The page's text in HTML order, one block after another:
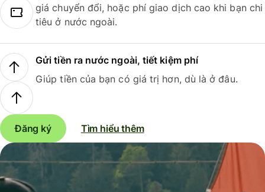
giá chuyển đổi, hoặc phí giao dịch cao khi bạn chi
tiêu ở nước ngoài.
Gửi tiền ra nước ngoài, tiết kiệm phí
Giúp tiền của bạn có giá trị hơn, dù là ở đâu.
Đăng ký Tìm hiểu thêm